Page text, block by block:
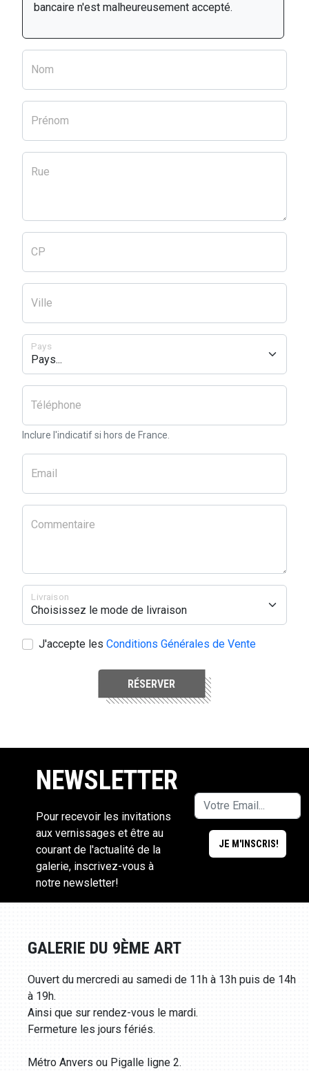
bancaire n'est malheureusement accepté.
Nom
Prénom
Rue
CP
Ville
Pays
Téléphone
Inclure l'indicatif si hors de France.
Email
Commentaire
Livraison
J'accepte les Conditions Générales de Vente
RÉSERVER
NEWSLETTER
Pour recevoir les invitations
aux vernissages et être au
courant de l'actualité de la
galerie, inscrivez-vous à
notre newsletter!
GALERIE DU 9ÈME ART
Ouvert du mercredi au samedi de 11h à 13h puis de 14h
à 19h.
Ainsi que sur rendez-vous le mardi.
Fermeture les jours fériés.
Métro Anvers ou Pigalle ligne 2.